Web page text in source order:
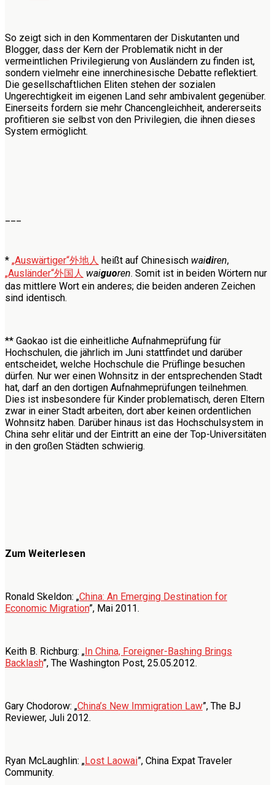
So zeigt sich in den Kommentaren der Diskutanten und
Blogger, dass der Kern der Problematik nicht in der
vermeintlichen Privilegierung von Ausländern zu finden ist,
sondern vielmehr eine innerchinesische Debatte reflektiert.
Die gesellschaftlichen Eliten stehen der sozialen
Ungerechtigkeit im eigenen Land sehr ambivalent gegenüber.
Einerseits fordern sie mehr Chancengleichheit, andererseits
profitieren sie selbst von den Privilegien, die ihnen dieses
System ermöglicht.
* „Auswärtiger“外地人 heißt auf Chinesisch waidiren,
„Ausländer“外国人 waiguoren. Somit ist in beiden Wörtern nur
das mittlere Wort ein anderes; die beiden anderen Zeichen
sind identisch.
** Gaokao ist die einheitliche Aufnahmeprüfung für
Hochschulen, die jährlich im Juni stattfindet und darüber
entscheidet, welche Hochschule die Prüflinge besuchen
dürfen. Nur wer einen Wohnsitz in der entsprechenden Stadt
hat, darf an den dortigen Aufnahmeprüfungen teilnehmen.
Dies ist insbesondere für Kinder problematisch, deren Eltern
zwar in einer Stadt arbeiten, dort aber keinen ordentlichen
Wohnsitz haben. Darüber hinaus ist das Hochschulsystem in
China sehr elitär und der Eintritt an eine der Top-Universitäten
in den großen Städten schwierig.
Zum Weiterlesen
Ronald Skeldon: „China: An Emerging Destination for
Economic Migration”, Mai 2011.
Keith B. Richburg: „In China, Foreigner-Bashing Brings
Backlash”, The Washington Post, 25.05.2012.
Gary Chodorow: „China’s New Immigration Law”, The BJ
Reviewer, Juli 2012.
Ryan McLaughlin: „Lost Laowai”, China Expat Traveler
Community.